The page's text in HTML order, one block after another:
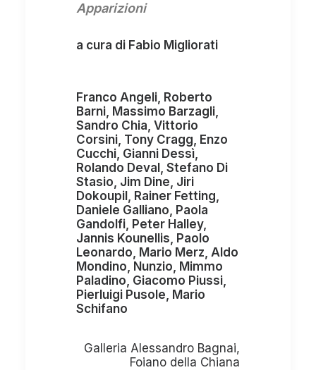
Apparizioni
a cura di Fabio Migliorati
Franco Angeli, Roberto
Barni, Massimo Barzagli,
Sandro Chia, Vittorio
Corsini, Tony Cragg, Enzo
Cucchi, Gianni Dessì,
Rolando Deval, Stefano Di
Stasio, Jim Dine, Jiri
Dokoupil, Rainer Fetting,
Daniele Galliano, Paola
Gandolfi, Peter Halley,
Jannis Kounellis, Paolo
Leonardo, Mario Merz, Aldo
Mondino, Nunzio, Mimmo
Paladino, Giacomo Piussi,
Pierluigi Pusole, Mario
Schifano
Galleria Alessandro Bagnai,
Foiano della Chiana